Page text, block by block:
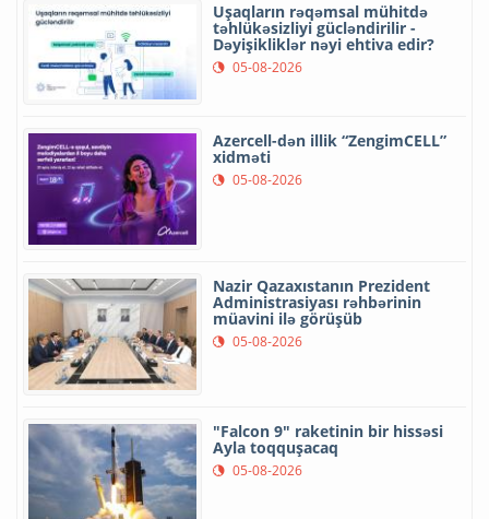
Uşaqların rəqəmsal mühitdə
təhlükəsizliyi gücləndirilir -
Dəyişikliklər nəyi ehtiva edir?
05-08-2026
Azercell-dən illik “ZengimCELL”
xidməti
05-08-2026
Nazir Qazaxıstanın Prezident
Administrasiyası rəhbərinin
müavini ilə görüşüb
05-08-2026
"Falcon 9" raketinin bir hissəsi
Ayla toqquşacaq
05-08-2026